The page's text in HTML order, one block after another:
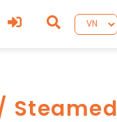
Steamed